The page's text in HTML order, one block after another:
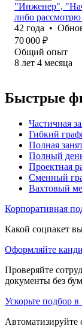
"Инженер",
либо
42 года •
70 000 ₽
Общий опыт
8 лет 4 месяца
Быстрые
Частичная
Гибкий
Полная
Полный
Проектная
Сменный
Вахтовый
Корпоративная
Какой соцпакет
Оформляйте
Проверяйте
документы без
Ускорьте подбор в
Автоматизируйте